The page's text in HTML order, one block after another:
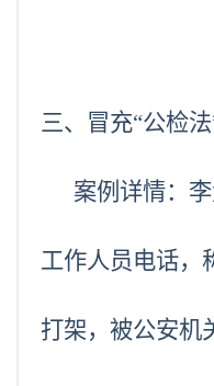
三、冒充“公检
案例详情：李
工作人员电话，
打架，被公安机